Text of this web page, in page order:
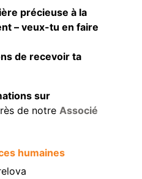
précieuse à la
– veux-tu en faire
de recevoir ta
sur
de notre Associé
humaines